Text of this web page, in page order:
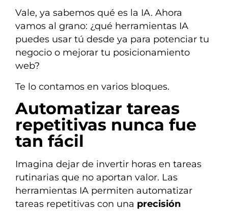
Vale, ya sabemos qué es la IA. Ahora
vamos al grano: ¿qué herramientas IA
puedes usar tú desde ya para potenciar tu
negocio o mejorar tu posicionamiento
web?
Te lo contamos en varios bloques.
Automatizar tareas
repetitivas nunca fue
tan fácil
Imagina dejar de invertir horas en tareas
rutinarias que no aportan valor. Las
herramientas IA permiten automatizar
tareas repetitivas con una precisión